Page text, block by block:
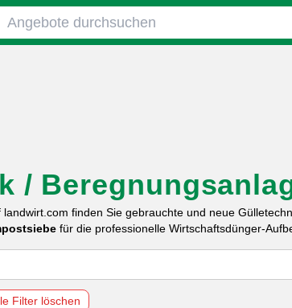
Angebote durchsuchen
/
finden Sie gebrauchte und neue
für die professionelle Wirtschaftsdünger-
Filter löschen